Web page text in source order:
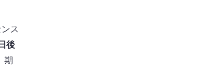
ス
後
期